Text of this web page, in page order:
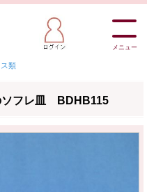
メニュー
類
ソフレ皿 BDHB115